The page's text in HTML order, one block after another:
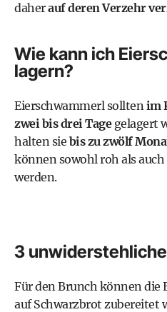
daherauf deren Verzehr
Wie kann ich
lagern?
Eierschwammerl solltenim
zwei bis drei Tagegelagert
halten sie bis zu zwölf
können sowohl roh als
werden.
3
Für den Brunch können die
auf Schwarzbrot zubereitet